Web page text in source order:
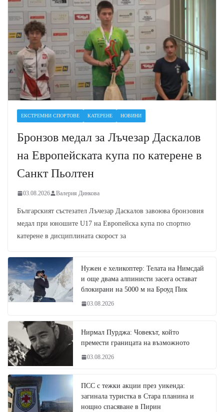
ЕКСТРЕМНИ СПОРТОВЕ КАТЕРЕНЕ НОВИНИ
Бронзов медал за Лъчезар Даскалов
на Европейската купа по катерене в
Санкт Пьолтен
03.08.2026 Валерия Динкова
Българският състезател Лъчезар Даскалов завоюва бронзовия
медал при юношите U17 на Европейска купа по спортно
катерене в дисциплината скорост за
Нужен е хеликоптер: Телата на Нимсдай
и още двама алпинисти засега остават
блокирани на 5000 м на Броуд Пик
03.08.2026
Нирмал Пурджа: Човекът, който
премести границата на възможното
03.08.2026
ПСС с тежки акции през уикенда:
загинала туристка в Стара планина и
нощно спасяване в Пирин